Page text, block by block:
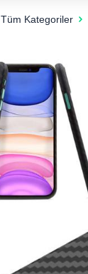
Tüm Kategoriler